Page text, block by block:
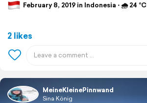
February 8, 2019 in Indonesia ⋅ 🌧 24 °C
2 likes
MeineKleinePinnwand
Sina König